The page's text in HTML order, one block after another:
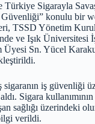
Türkiye Sigarayla
Güvenliği” konulu bir
TSSD Yönetim
ve Işık Üniversitesi
Sn. Yücel
sigaranın iş güvenliği
Sigara
sağlığı üzerindeki
verildi.